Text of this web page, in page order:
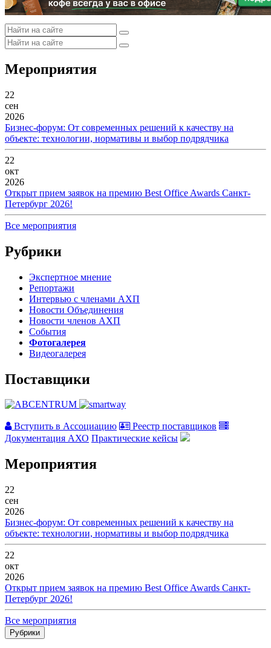
Мероприятия
22
сен
2026
Бизнес-форум: От современных решений к качеству на
объекте: технологии, нормативы и выбор подрядчика
22
окт
2026
Открыт прием заявок на премию Best Office Awards Санкт-
Петербург 2026!
Все мероприятия
Рубрики
Экспертное мнение
Репортажи
Интервью с членами АХП
Новости Объединения
Новости членов АХП
События
Фотогалерея
Видеогалерея
Поставщики
Вступить в Ассоциацию
Реестр поставщиков
Документация АХО Практические кейсы
Мероприятия
22
сен
2026
Бизнес-форум: От современных решений к качеству на
объекте: технологии, нормативы и выбор подрядчика
22
окт
2026
Открыт прием заявок на премию Best Office Awards Санкт-
Петербург 2026!
Все мероприятия
Рубрики